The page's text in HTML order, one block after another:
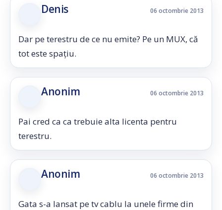
Denis 06 octombrie 2013
Dar pe terestru de ce nu emite? Pe un MUX, că
tot este spațiu.
Anonim 06 octombrie 2013
Pai cred ca ca trebuie alta licenta pentru
terestru.
Anonim 06 octombrie 2013
Gata s-a lansat pe tv cablu la unele firme din